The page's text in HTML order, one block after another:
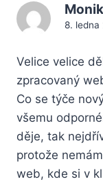
8. ledna
Velice velice
zpracovaný
Co se týče
všemu
děje, tak
protože
web, kde si v